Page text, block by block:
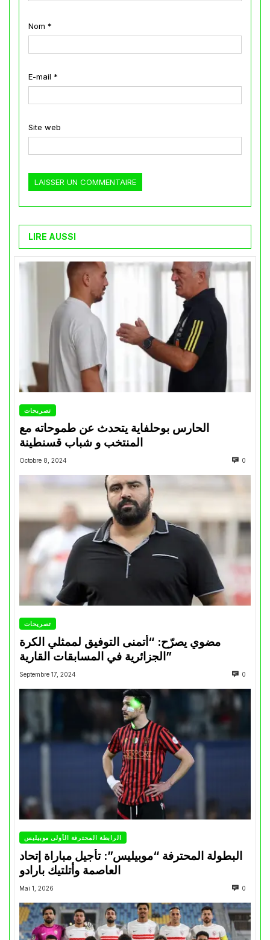
Nom *
E-mail *
Site web
LIRE AUSSI
تصريحات
الحارس بوحلفاية يتحدث عن طموحاته مع
المنتخب و شباب قسنطينة
Octobre 8, 2024 0
تصريحات
مضوي يصرّح: “أتمنى التوفيق لممثلي الكرة
الجزائرية في المسابقات القارية”
Septembre 17, 2024 0
الرابطة المحترفة الأولى موبيليس
البطولة المحترفة “موبيليس”: تأجيل مباراة إتحاد
العاصمة وأتلتيك بارادو
Mai 1, 2026 0